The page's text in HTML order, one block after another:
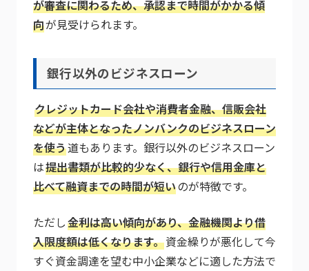
が審査に関わるため、承認まで時間がかかる傾
向が見受けられます。
銀行以外のビジネスローン
クレジットカード会社や消費者金融、信販会社
などが主体となったノンバンクのビジネスローン
を使う道もあります。銀行以外のビジネスローン
は提出書類が比較的少なく、銀行や信用金庫と
比べて融資までの時間が短いのが特徴です。
ただし金利は高い傾向があり、金融機関より借
入限度額は低くなります。資金繰りが悪化して今
すぐ資金調達を望む中小企業などに適した方法で